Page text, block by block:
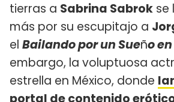
tierras a Sabrina Sabrok se
más por su escupitajo a
el Bailando por un Sueño en
embargo, la voluptuosa
estrella en México, donde